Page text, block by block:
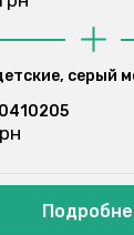
Брюки
Арт:
от 86 грн